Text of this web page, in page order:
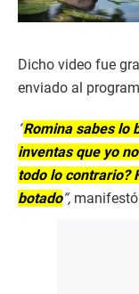
Dicho video fue
enviado al
“Romina sabes lo
inventas que yo
todo lo contrario?
botado“,